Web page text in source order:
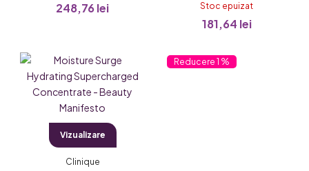
248,76 lei Stoc epuizat
181,64 lei
Clinique
Vizualizare
1 %